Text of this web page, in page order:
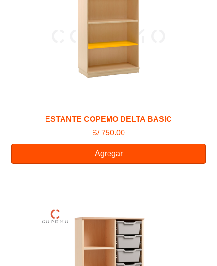
ESTANTE COPEMO DELTA BASIC
S/ 750.00
Agregar